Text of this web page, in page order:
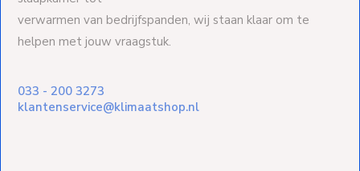
verwarmen van bedrijfspanden, wij staan klaar om te
helpen met jouw vraagstuk.
033 - 200 3273
klantenservice@klimaatshop.nl